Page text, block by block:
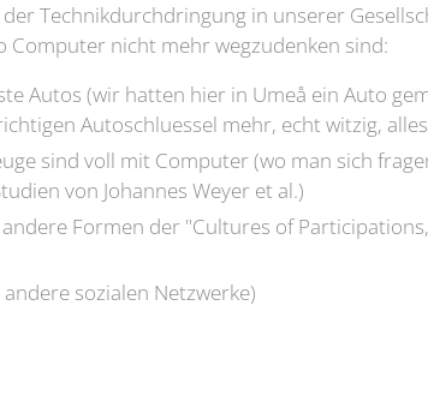
Technikdurchdringung in unserer
Computer nicht mehr wegzudenken sind:
Autos (wir hatten hier in Umeå ein Auto
Autoschluessel mehr, echt witzig,
sind voll mit Computer (wo man sich
von Johannes Weyer et al.)
Formen der "Cultures of
sozialen Netzwerke)